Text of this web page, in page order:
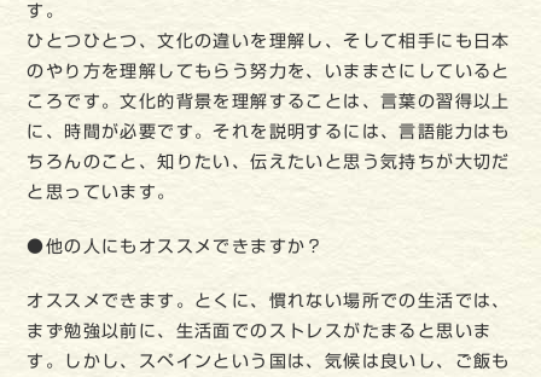
す。
ひとつひとつ、文化の違いを理解し、そして相手にも日本
のやり方を理解してもらう努力を、いままさにしていると
ころです。文化的背景を理解することは、言葉の習得以上
に、時間が必要です。それを説明するには、言語能力はも
ちろんのこと、知りたい、伝えたいと思う気持ちが大切だ
と思っています。
●他の人にもオススメできますか？
オススメできます。とくに、慣れない場所での生活では、
まず勉強以前に、生活面でのストレスがたまると思いま
す。しかし、スペインという国は、気候は良いし、ご飯も